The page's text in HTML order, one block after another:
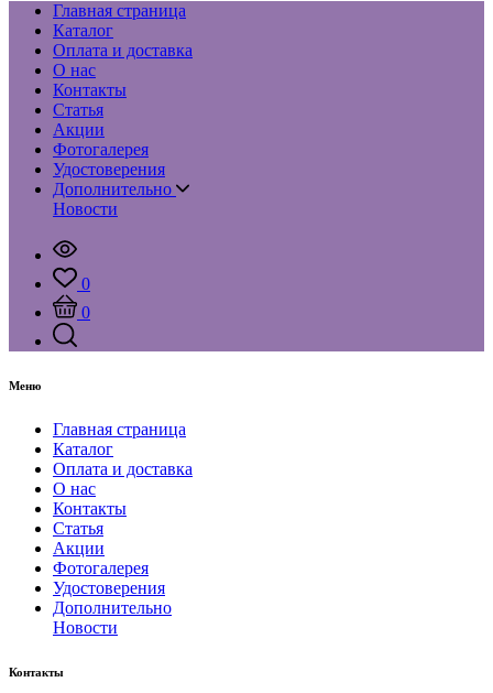
Главная страница
Каталог
Оплата и доставка
О нас
Контакты
Статья
Акции
Фотогалерея
Удостоверения
Дополнительно
Новости
0
0
Меню
Главная страница
Каталог
Оплата и доставка
О нас
Контакты
Статья
Акции
Фотогалерея
Удостоверения
Дополнительно
Новости
Контакты